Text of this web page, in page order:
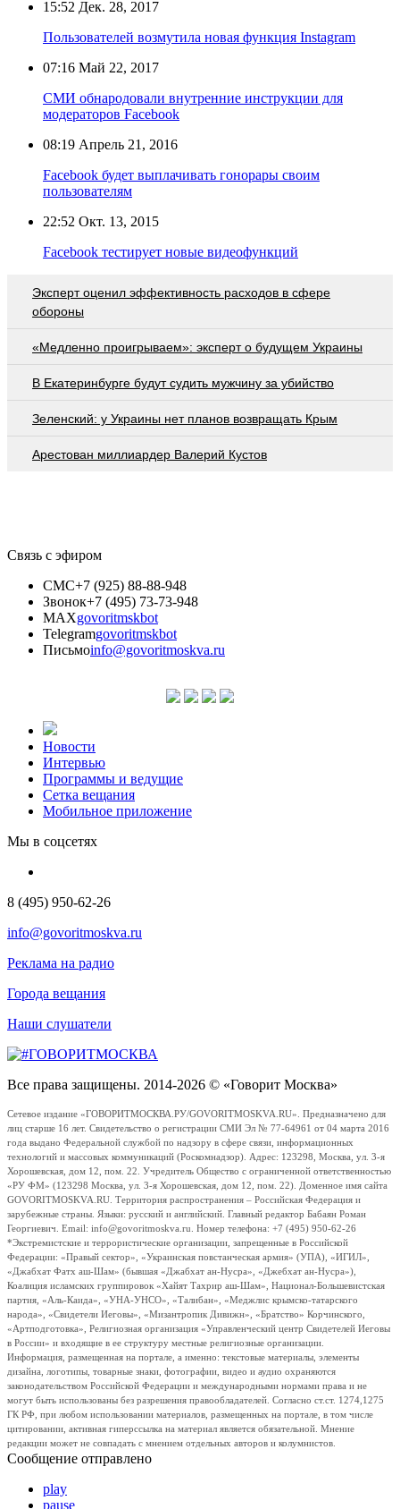
15:52 Дек. 28, 2017
Пользователей возмутила новая функция Instagram
07:16 Май 22, 2017
СМИ обнародовали внутренние инструкции для
модераторов Facebook
08:19 Апрель 21, 2016
Facebook будет выплачивать гонорары своим
пользователям
22:52 Окт. 13, 2015
Facebook тестирует новые видеофункций
Эксперт оценил эффективность расходов в сфере
обороны
«Медленно проигрываем»: эксперт о будущем Украины
В Екатеринбурге будут судить мужчину за убийство
Зеленский: у Украины нет планов возвращать Крым
Арестован миллиардер Валерий Кустов
Связь с эфиром
СМС+7 (925) 88-88-948
Звонок+7 (495) 73-73-948
MAXgovoritmskbot
Telegramgovoritmskbot
Письмоinfo@govoritmoskva.ru
Новости
Интервью
Программы и ведущие
Сетка вещания
Мобильное приложение
Мы в соцсетях
8 (495) 950-62-26
info@govoritmoskva.ru
Реклама на радио
Города вещания
Наши слушатели
Все права защищены. 2014-2026 © «Говорит Москва»
Сетевое издание «ГОВОРИТМОСКВА.РУ/GOVORITMOSKVA.RU». Предназначено для
лиц старше 16 лет. Свидетельство о регистрации СМИ Эл № 77-64961 от 04 марта 2016
года выдано Федеральной службой по надзору в сфере связи, информационных
технологий и массовых коммуникаций (Роскомнадзор). Адрес: 123298, Москва, ул. 3-я
Хорошевская, дом 12, пом. 22. Учредитель Общество с ограниченной ответственностью
«РУ ФМ» (123298 Москва, ул. 3-я Хорошевская, дом 12, пом. 22). Доменное имя сайта
GOVORITMOSKVA.RU. Территория распространения – Российская Федерация и
зарубежные страны. Языки: русский и английский. Главный редактор Бабаян Роман
Георгиевич. Email: info@govoritmoskva.ru. Номер телефона: +7 (495) 950-62-26
*Экстремистские и террористические организации, запрещенные в Российской
Федерации: «Правый сектор», «Украинская повстанческая армия» (УПА), «ИГИЛ»,
«Джабхат Фатх аш-Шам» (бывшая «Джабхат ан-Нусра», «Джебхат ан-Нусра»),
Коалиция исламских группировок «Хайят Тахрир аш-Шам», Национал-Большевистская
партия, «Аль-Каида», «УНА-УНСО», «Талибан», «Меджлис крымско-татарского
народа», «Свидетели Иеговы», «Мизантропик Дивижн», «Братство» Корчинского,
«Артподготовка», Религиозная организация «Управленческий центр Свидетелей Иеговы
в России» и входящие в ее структуру местные религиозные организации.
Информация, размещенная на портале, а именно: текстовые материалы, элементы
дизайна, логотипы, товарные знаки, фотографии, видео и аудио охраняются
законодательством Российской Федерации и международными нормами права и не
могут быть использованы без разрешения правообладателей. Согласно ст.ст. 1274,1275
ГК РФ, при любом использовании материалов, размещенных на портале, в том числе
цитировании, активная гиперссылка на материал является обязательной. Мнение
редакции может не совпадать с мнением отдельных авторов и колумнистов.
Сообщение отправлено
play
pause